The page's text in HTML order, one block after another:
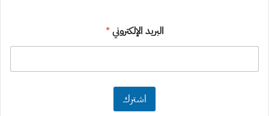
البريد الإلكتروني*
اشترك